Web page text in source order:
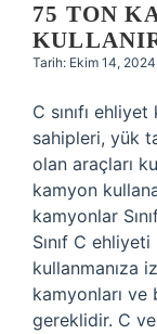
75 TON
Tarih: Ekim 14, 2024
C sınıfı
sahipleri, yük
olan araçları
kamyon
kamyonlar
Sınıf C
kullanmanıza
kamyonları ve
gereklidir. C ve